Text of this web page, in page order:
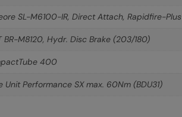
SL-M6100-IR, Direct Attach, Rapidfire-Plus
BR-M8120, Hydr. Disc Brake (203/180)
400
Unit Performance SX max. 60Nm (BDU31)